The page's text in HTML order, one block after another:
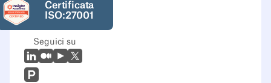
Certificata
ISO:27001
Seguici su
LinkedIn
MedioYoutubeX (Twitter)
Prodcut Hunt